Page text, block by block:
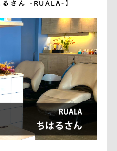
るさん -RUALA-】